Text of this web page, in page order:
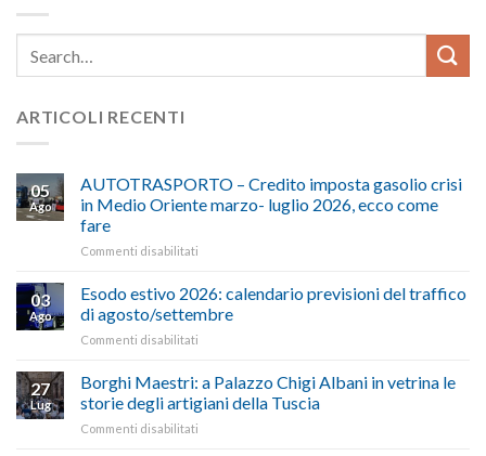
ARTICOLI RECENTI
05
Ago
AUTOTRASPORTO – Credito imposta gasolio crisi
in Medio Oriente marzo- luglio 2026, ecco come
fare
Commenti disabilitati
–
Credito
imposta
in
Medio
Oriente
03
Ago
Esodo estivo 2026: calendario previsioni del traffico
di agosto/settembre
Commenti disabilitati
estivo
2026:
calendario
27
Lug
Borghi Maestri: a Palazzo Chigi Albani in vetrina le
storie degli artigiani della Tuscia
Commenti disabilitati